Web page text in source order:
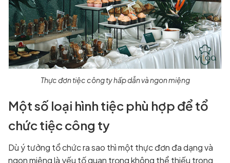
Thực đơn tiệc công ty hấp dẫn và ngon miệng
Một số loại hình tiệc phù hợp để tổ
chức tiệc công ty
Dù ý tưởng tổ chức ra sao thì một thực đơn đa dạng và
ngon miệng là yếu tố quan trọng không thể thiếu trong